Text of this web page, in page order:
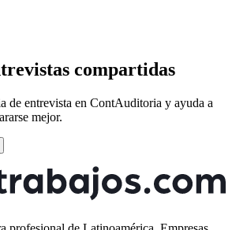
compartidas
de entrevista en ContAuditoria y ayuda a
mejor.